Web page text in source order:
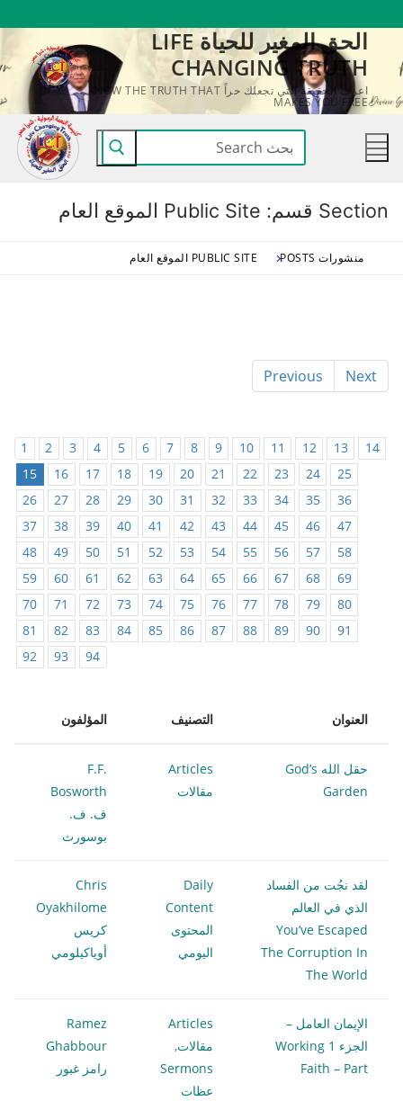
المحتوى
الحق المغير للحياة LIFE
CHANGING TRUTH
اعرف الحقيقة التي تجعلك حراً KNOW THE TRUTH THAT
MAKES YOU FREE
البحث
عن:
Section قسم: Public Site الموقع العام
منشورات POSTS PUBLIC SITE الموقع العام
Previous Next
1 2 3 4 5 6 7 8 9 10 11 12 13
14
15
16 17 18 19 20 21 22 23 24
25
26
27 28 29 30 31 32 33 34 35
36
37
38 39 40 41 42 43 44 45 46
47
48
49 50 51 52 53 54 55 56 57
58
59
60 61 62 63 64 65 66 67 68
69
70
71 72 73 74 75 76 77 78 79
80
81
82 83 84 85 86 87 88 89 90
91
92
93 94
العنوان التصنيف المؤلفون
حقل الله God’s
Garden
Articles
مقالات
F.F.
Bosworth
ف. ف.
بوسورث
لقد نجُت من الفساد
الذي في العالم
You’ve Escaped
The Corruption In
The World
Daily
Content
المحتوى
اليومي
Chris
Oyakhilome
كريس
أوياكيلومي
الإيمان العامل –
الجزء 1 Working
Faith – Part
Articles
مقالات,
Sermons
عظات
Ramez
Ghabbour
رامز غبور